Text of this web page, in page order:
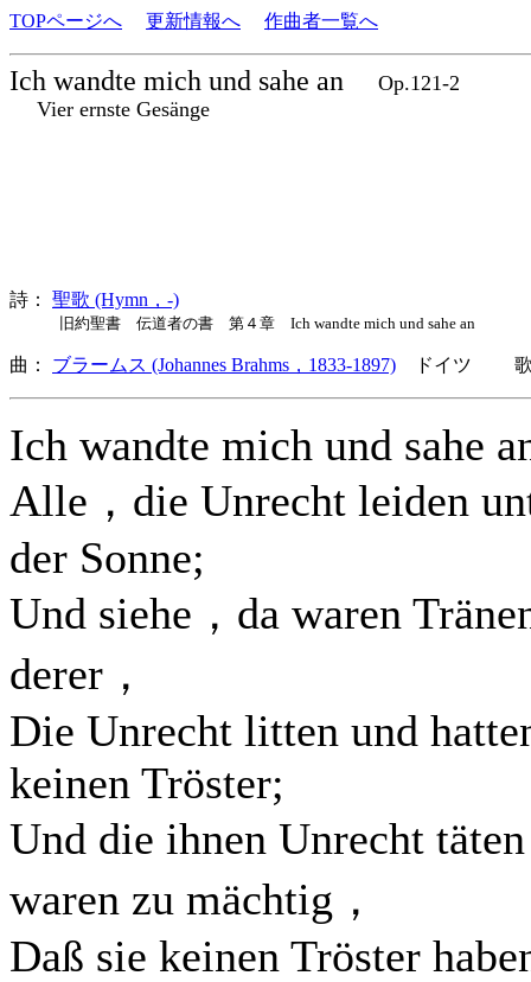
TOPページへ 更新情報へ 作曲者一覧へ
Ich wandte mich und sahe an
Op.121-2
Vier ernste Gesänge
詩： 聖歌 (Hymn，-)
旧約聖書 伝道者の書 第４章 Ich wandte mich und sahe an
曲： ブラームス (Johannes Brahms，1833-1897) ドイツ 歌
Ich wandte mich und sahe
Alle，die Unrecht leiden
der Sonne;
Und siehe，da waren
derer，
Die Unrecht litten und
keinen Tröster;
Und die ihnen Unrecht
waren zu mächtig，
Daß sie keinen Tröster